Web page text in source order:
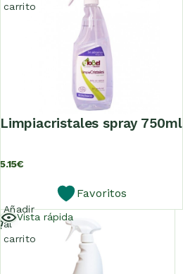
limpiacristales spray 750ml
5.15€
Favoritos
carrito
Vista rápida
Añadir
al
carrito